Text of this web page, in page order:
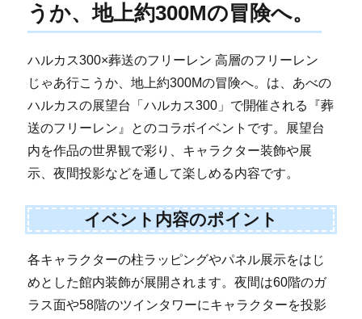
うか、地上約300Mの冒険へ。
ハルカス300×葬送のフリーレン 高層のフリーレン
じゃあ行こうか、地上約300Mの冒険へ。は、あべの
ハルカスの展望台「ハルカス300」で開催される『葬
送のフリーレン』とのコラボイベントです。展望台
内を作品の世界観で彩り、キャラクター装飾や展
示、夜間投影などを通して楽しめる内容です。
イベント内容のポイント
各キャラクターの柱ラッピングやパネル展示をはじ
めとした館内装飾が展開されます。夜間は60階のガ
ラス面や58階のツインタワーにキャラクターを投影